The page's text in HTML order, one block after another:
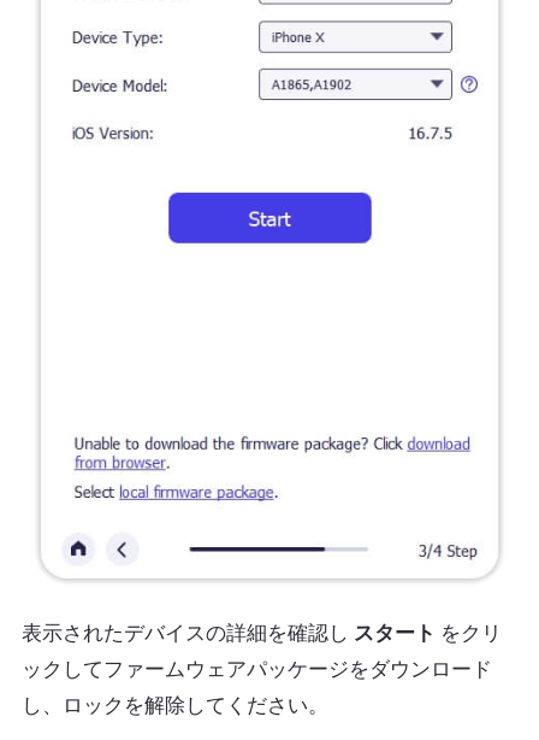
表示されたデバイスの詳細を確認し スタート をクリ
ックしてファームウェアパッケージをダウンロード
し、ロックを解除してください。